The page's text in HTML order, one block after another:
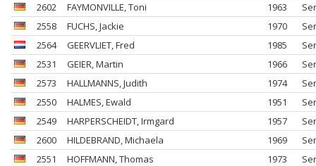
2602
FAYMONVILLE, Toni 1963
2558
FUCHS, Jackie 1970
2564
GEERVLIET, Fred 1985
2531
GEIER, Martin 1966
2573
HALLMANNS, Judith 1974
2550
HALMES, Ewald 1951
2549
HARPERSCHEIDT, Irmgard 1957
2600
HILDEBRAND, Michaela 1969
2551
HOFFMANN, Thomas 1973